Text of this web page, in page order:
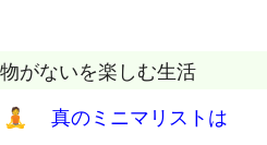
物がないを楽しむ生活
🧘 真のミニマリストは